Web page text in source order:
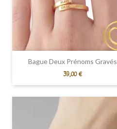
Bague Deux Prénoms Gravés
Prix
39,00 €